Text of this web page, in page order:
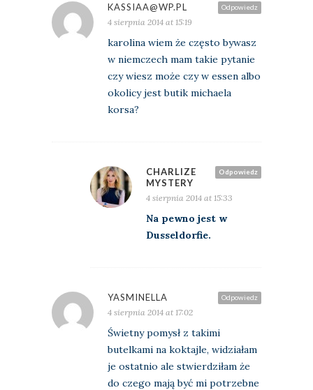
Odpowiedz
KASSIAA@WP.PL
4 sierpnia 2014 at 15:19
karolina wiem że często bywasz
w niemczech mam takie pytanie
czy wiesz może czy w essen albo
okolicy jest butik michaela
korsa?
Odpowiedz
CHARLIZE
MYSTERY
4 sierpnia 2014 at 15:33
Na pewno jest w
Dusseldorfie.
Odpowiedz
YASMINELLA
4 sierpnia 2014 at 17:02
Świetny pomysł z takimi
butelkami na koktajle, widziałam
je ostatnio ale stwierdziłam że
do czego mają być mi potrzebne